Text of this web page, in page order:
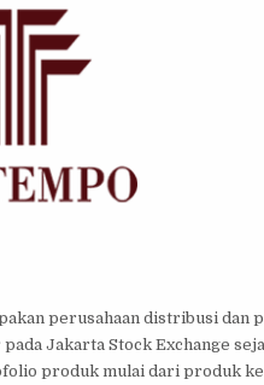
perusahaan distribusi dan
Jakarta Stock Exchange
produk mulai dari produk